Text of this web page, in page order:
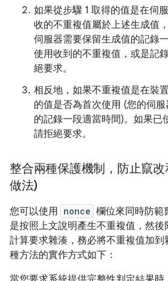
如果從步驟 1 取得的值是在伺
收的不重複值屬於上述生成值
伺服器需要保留生成值的記錄
使用收到的不重複值，或是記
絕要求。
相反地，如果不重複值是在裝
的值是否為首次使用 (您的伺
的記錄一段適當時間)。如果已
請拒絕要求。
整合兩種保護機制，防止竄
做法)
您可以使用 nonce 欄位來同時防範
是按照上文說明產生不重複值，然
計算要求雜湊，務必將不重複值加
種方法的實作方式如下：